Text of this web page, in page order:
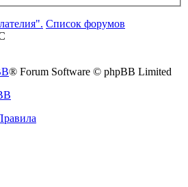
Список форумов
® Forum Software © phpBB Limited